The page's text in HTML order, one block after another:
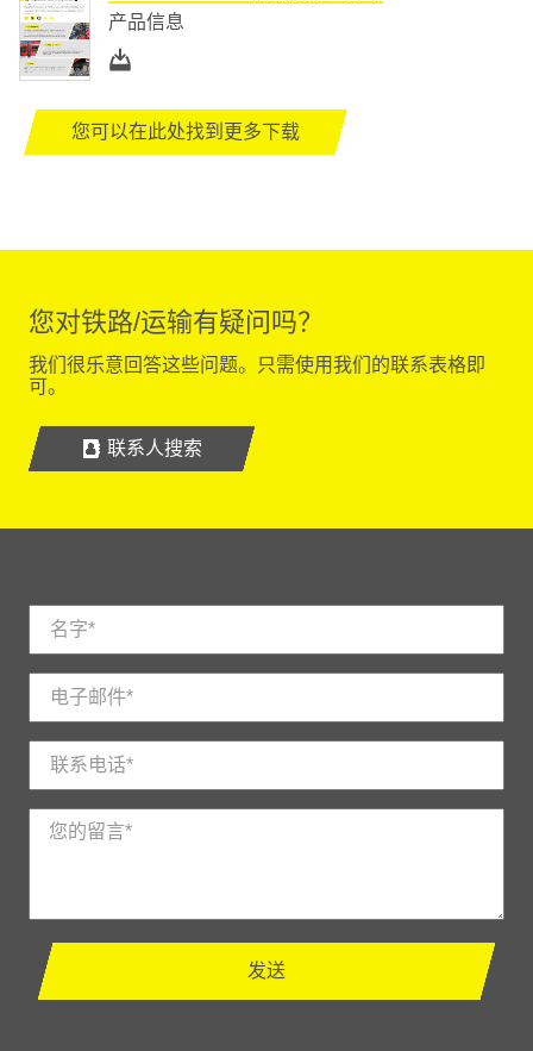
产品信息
您可以在此处找到更多下载
您对铁路/运输有疑问吗？
我们很乐意回答这些问题。只需使用我们的联系表格即
可。
联系人搜索
发送